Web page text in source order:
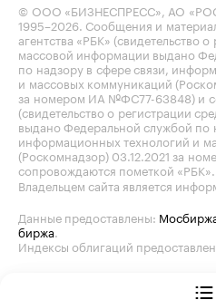
© ООО «БИЗНЕСПРЕСС», АО
1995–2026. Сообщения и
агентства «РБК» (свидетельство
массовой информации выдано
по надзору в сфере связи,
и массовых коммуникаций
за номером ИА №ФС77-63848) и
(свидетельство о регистрации
выдано Федеральной службой по
информационных технологий и
(Роскомнадзор) 03.12.2021 за
сопровождаются пометкой «РБК».
Владельцем сайта является
Данные предоставлены:
биржа.
Индексы облигаций